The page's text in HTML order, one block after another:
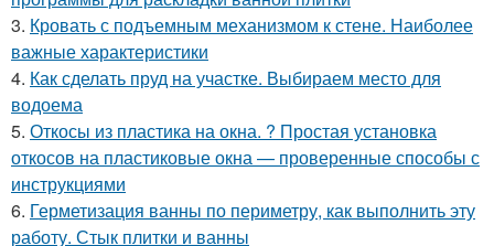
3. Кровать с подъемным механизмом к стене. Наиболее
важные характеристики
4. Как сделать пруд на участке. Выбираем место для
водоема
5. Откосы из пластика на окна. ? Простая установка
откосов на пластиковые окна — проверенные способы с
инструкциями
6. Герметизация ванны по периметру, как выполнить эту
работу. Стык плитки и ванны